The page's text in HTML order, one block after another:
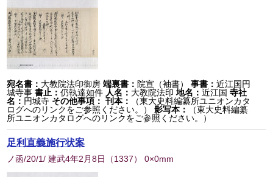
宛名書： 大教院法印御房 端裏書： 院宣（袖書） 事書：近江国円
城寺事 書止：仍執達如件 人名： 大教院法印 地名：近江国 寺社
名： 円城寺 その他事項： 刊本：
（東大史料編纂所ユニオンカタ
ログへのリンクをご参照ください。）
影写本：
（東大史料編纂
所ユニオンカタログへのリンクをご参照ください。）
足利直義施行状案
ノ函/20/1/ 建武4年2月8日 （1337） 0×0mm